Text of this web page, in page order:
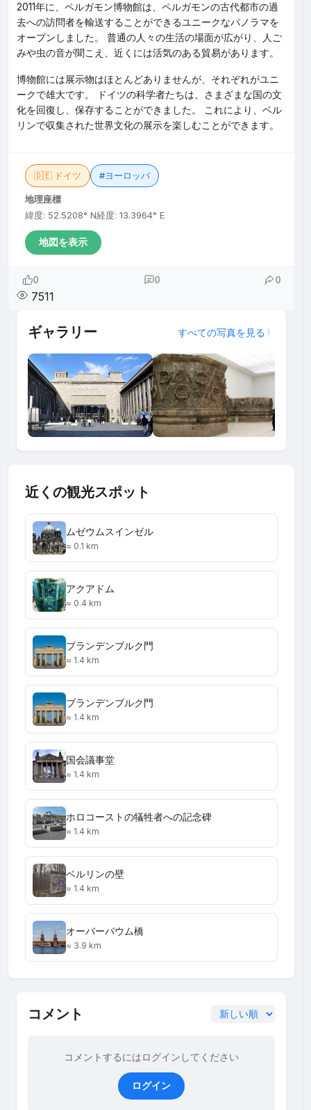
2011年に、ペルガモン博物館は、ペルガモンの古代都市の過
去への訪問者を輸送することができるユニークなパノラマを
オープンしました。 普通の人々の生活の場面が広がり、人ご
みや虫の音が聞こえ、近くには活気のある貿易があります。
博物館には展示物はほとんどありませんが、それぞれがユニ
ークで雄大です。 ドイツの科学者たちは、さまざまな国の文
化を回復し、保存することができました。 これにより、ベル
リンで収集された世界文化の展示を楽しむことができます。
🇩🇪 ドイツ #ヨーロッパ
地理座標
緯度: 52.5208° N経度: 13.3964° E
地図を表示
0 0 0
7511
ギャラリー すべての写真を見る
近くの観光スポット
ムゼウムスインゼル
≈ 0.1 km
アクアドム
≈ 0.4 km
ブランデンブルク門
≈ 1.4 km
ブランデンブルク門
≈ 1.4 km
国会議事堂
≈ 1.4 km
ホロコーストの犠牲者への記念碑
≈ 1.4 km
ベルリンの壁
≈ 1.4 km
オーバーバウム橋
≈ 3.9 km
コメント
コメントするにはログインしてください
ログイン